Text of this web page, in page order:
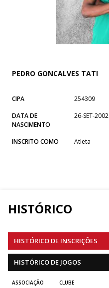
PEDRO GONCALVES TATI
CIPA
254309
DATA DE
NASCIMENTO
26-SET-2002
INSCRITO COMO Atleta
HISTÓRICO
HISTÓRICO DE INSCRIÇÕES
HISTÓRICO DE JOGOS
ASSOCIAÇÃO CLUBE